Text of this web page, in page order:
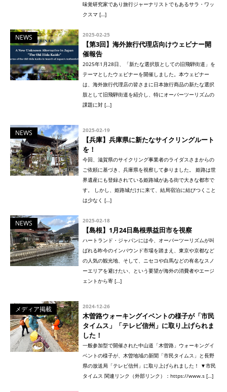
味覚研究家であり旅行ジャーナリストでもあるサラ・ワッ
クスマ […]
NEWS 2025-02-25
【第3回】海外旅行代理店向けウェビナー開
催報告
2025年1月28日、「新たな選択肢としての旧飛騨街道」を
テーマとしたウェビナーを開催しました。本ウェビナー
は、海外旅行代理店の皆さまに日本旅行商品の新たな選択
肢として旧飛騨街道を紹介し、特にオーバーツーリズムの
課題に対 […]
NEWS 2025-02-19
【兵庫】兵庫県に新たなサイクリングルート
を！
今回、滋賀県のサイクリング事業者のライダスさまからの
ご依頼に基づき、兵庫県を視察して参りました。 姫路は世
界遺産にも登録されている姫路城がある街で大きな都市で
す。 しかし、姫路城だけに来て、結局宿泊に結びつくこと
は少なく […]
NEWS 2025-02-18
【島根】1月24日島根県益田市を視察
ハートランド・ジャパンには今、オーバーツーリズムが叫
ばれる昨今のインバウンド市場を踏まえ、東京や京都など
の人気の観光地、そして、ニセコや白馬などの有名なスノ
ーエリアを避けたい、という要望が海外の消費者やエージ
ェントから寄 […]
メディア掲載 2024-12-26
木曽路ウォーキングイベントの様子が「市民
タイムス」「テレビ信州」に取り上げられま
した！
一般参加型で開催された中山道「木曽路」ウォーキングイ
ベントの様子が、木曽地域の新聞「市民タイムス」と長野
県の放送局「テレビ信州」に取り上げられました！ ▼市民
タイムス 関連リンク（外部リンク）：https://www.s […]